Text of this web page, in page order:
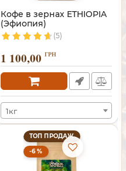
Кофе в зернах ETHIOPIA
(Эфиопия)
(5)
1 100,00 ГРН
1кг
ТОП ПРОДАЖ
-6 %